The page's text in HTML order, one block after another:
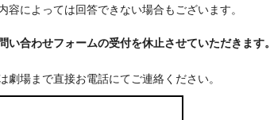
容によっては回答できない場合もございます。
い合わせフォームの受付を休止させていただきます。
劇場まで直接お電話にてご連絡ください。